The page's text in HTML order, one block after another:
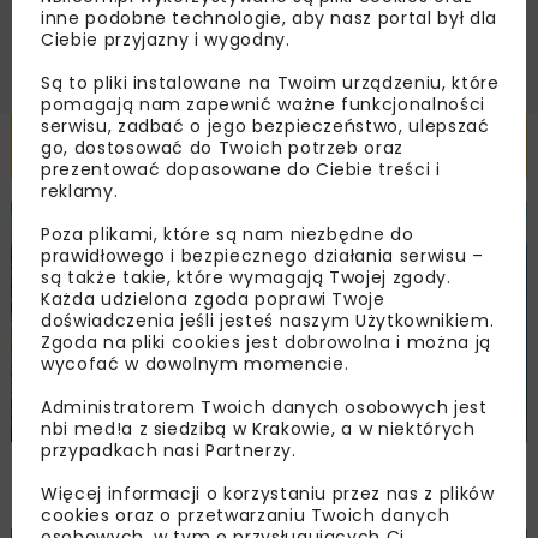
ZAPISZ MNIE
Powiązane artykuły
BUDOWNICTWO WIADOMOŚCI WYDARZENIA
NIK: samowole budowlane w Pomorskiem
poza skutecznym nadzorem
inne podobne technologie, aby nasz portal był dla
Ciebie przyjazny i wygodny.
Są to pliki instalowane na Twoim urządzeniu, które
pomagają nam zapewnić ważne funkcjonalności
serwisu, zadbać o jego bezpieczeństwo, ulepszać
go, dostosować do Twoich potrzeb oraz
prezentować dopasowane do Ciebie treści i
reklamy.
Poza plikami, które są nam niezbędne do
prawidłowego i bezpiecznego działania serwisu –
są także takie, które wymagają Twojej zgody.
Każda udzielona zgoda poprawi Twoje
doświadczenia jeśli jesteś naszym Użytkownikiem.
Zgoda na pliki cookies jest dobrowolna i można ją
wycofać w dowolnym momencie.
Administratorem Twoich danych osobowych jest
nbi med!a z siedzibą w Krakowie, a w niektórych
przypadkach nasi Partnerzy.
Więcej informacji o korzystaniu przez nas z plików
cookies oraz o przetwarzaniu Twoich danych